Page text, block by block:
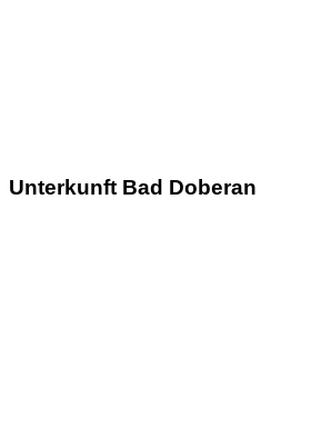
Unterkunft Bad Doberan